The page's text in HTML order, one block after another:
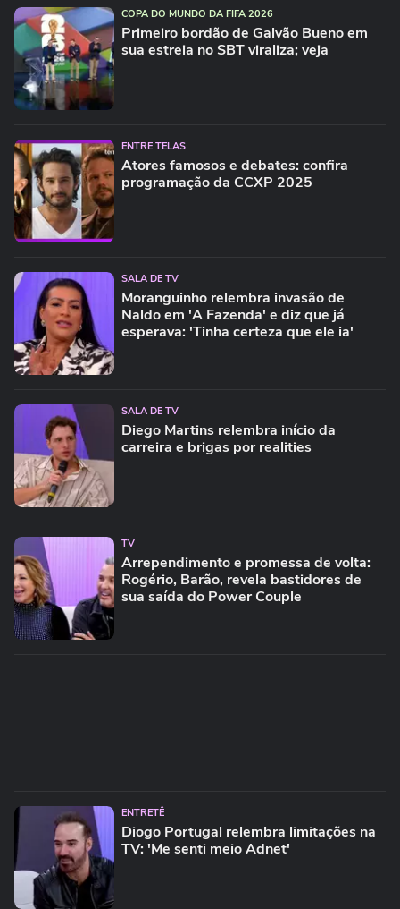
COPA DO MUNDO DA FIFA 2026
Primeiro bordão de Galvão Bueno em
sua estreia no SBT viraliza; veja
ENTRE TELAS
Atores famosos e debates: confira
programação da CCXP 2025
SALA DE TV
Moranguinho relembra invasão de
Naldo em 'A Fazenda' e diz que já
esperava: 'Tinha certeza que ele ia'
SALA DE TV
Diego Martins relembra início da
carreira e brigas por realities
TV
Arrependimento e promessa de volta:
Rogério, Barão, revela bastidores de
sua saída do Power Couple
ENTRETÊ
Diogo Portugal relembra limitações na
TV: 'Me senti meio Adnet'